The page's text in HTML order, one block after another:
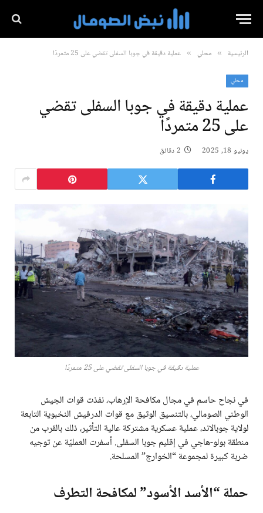
الرئيسية » محلي » عملية دقيقة في جوبا السفلى تقضي على 25 متمردًا
محلي
عملية دقيقة في جوبا السفلى تقضي
على 25 متمردًا
يونيو 18, 2025 2 دقائق
عملية دقيقة في جوبا السفلى تقضي على 25 متمردًا
في نجاح حاسم في مجال مكافحة الإرهاب، نفذت قوات الجيش
الوطني الصومالي، بالتنسيق الوثيق مع قوات الدرفيش النخبوية التابعة
لولاية جوبالاند، عملية عسكرية مشتركة عالية التأثير، ذلك بالقرب من
منطقة بولو-هاجي في إقليم جوبا السفلى. أسفرت العمليّة عن توجيه
ضربة كبيرة لمجموعة “الخوارج” المسلحة.
حملة “الأسد الأسود” لمكافحة التطرف